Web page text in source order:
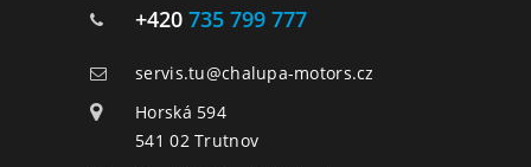
+420 735 799 777
servis.tu@chalupa-motors.cz
Horská 594
541 02 Trutnov